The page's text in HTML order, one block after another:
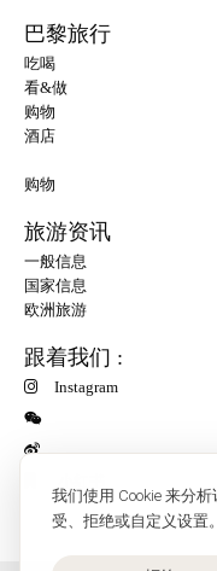
我们使用 Cookie 来分析访问量并改善您的浏览体验。您可以接
受、拒绝或自定义设置。
巴黎旅行
吃喝
看&做
购物
酒店
购物
旅游资讯
一般信息
国家信息
欧洲旅游
跟着我们 :
Instagram